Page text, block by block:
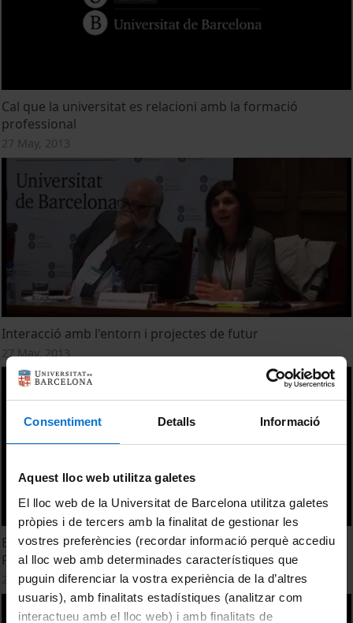
Consentiment Detalls Informació
Aquest lloc web utilitza galetes
El lloc web de la Universitat de Barcelona utilitza galetes
pròpies i de tercers amb la finalitat de gestionar les
vostres preferències (recordar informació perquè accediu
al lloc web amb determinades característiques que
puguin diferenciar la vostra experiència de la d’altres
usuaris), amb finalitats estadístiques (analitzar com
interactueu amb el lloc web) i amb finalitats de
Cal que la universitat es relacioni amb la formació
professional
27 May, 2013
Interacció amb l'entorn i projectes de futur
27 May, 2013
Experiències d'èxit en la relació Universitat - Formació
Professional
27 May, 2013